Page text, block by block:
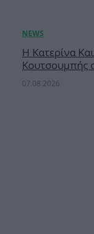
Η Κατερίνα
Κουτσουμπής
07.08.2026